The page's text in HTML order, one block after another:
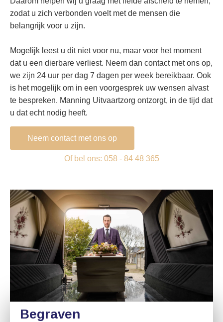
zodat u zich verbonden voelt met de mensen die
belangrijk voor u zijn.
Mogelijk leest u dit niet voor nu, maar voor het moment
dat u een dierbare verliest. Neem dan contact met ons op,
we zijn 24 uur per dag 7 dagen per week bereikbaar. Ook
is het mogelijk om in een voorgesprek uw wensen alvast
te bespreken. Manning Uitvaartzorg ontzorgt, in de tijd dat
u dat echt nodig heeft.
Neem contact met ons op
Of bel ons: 058 - 84 48 365
Begraven